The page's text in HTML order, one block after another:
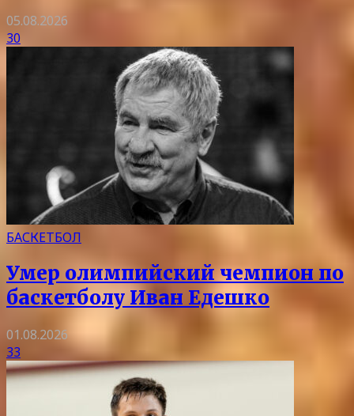
05.08.2026
30
БАСКЕТБОЛ
Умер олимпийский чемпион по
баскетболу Иван Едешко
01.08.2026
33